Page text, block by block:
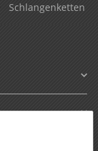
Schlangenketten